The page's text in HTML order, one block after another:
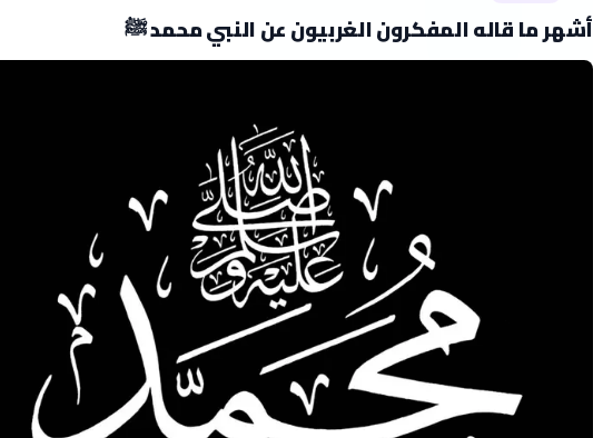
أشهر ما قاله المفكرون الغربيون عن النبي محمد ﷺ